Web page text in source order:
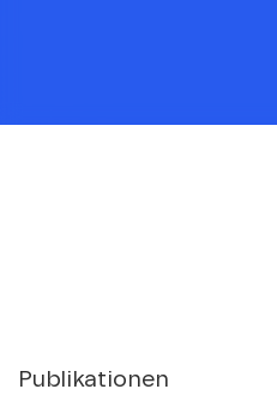
Publikationen